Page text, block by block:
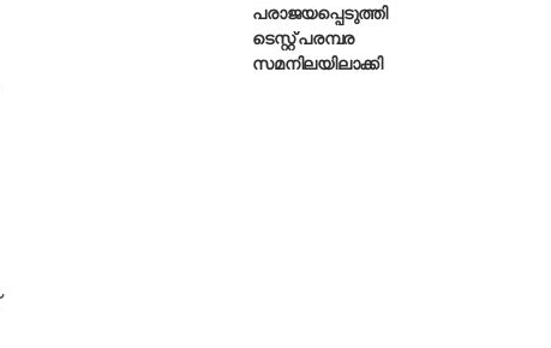
പരാജയപ്പെടുത്തി
ടെസ്റ്റ് പരമ്പര
സമനിലയിലാക്കി